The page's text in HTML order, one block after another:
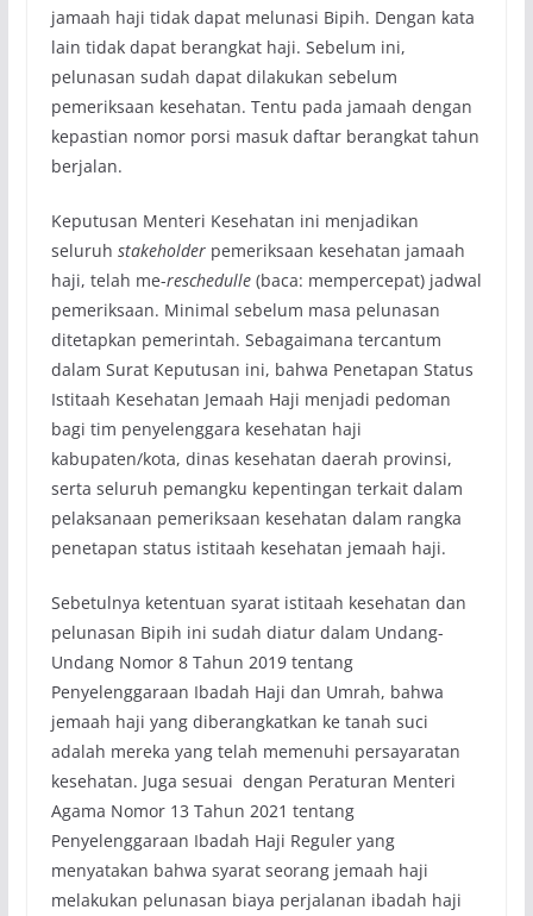
jamaah haji tidak dapat melunasi Bipih. Dengan kata
lain tidak dapat berangkat haji. Sebelum ini,
pelunasan sudah dapat dilakukan sebelum
pemeriksaan kesehatan. Tentu pada jamaah dengan
kepastian nomor porsi masuk daftar berangkat tahun
berjalan.
Keputusan Menteri Kesehatan ini menjadikan
seluruh stakeholderpemeriksaan kesehatan jamaah
haji, telah me-reschedulle(baca: mempercepat) jadwal
pemeriksaan. Minimal sebelum masa pelunasan
ditetapkan pemerintah. Sebagaimana tercantum
dalam Surat Keputusan ini, bahwa Penetapan Status
Istitaah Kesehatan Jemaah Haji menjadi pedoman
bagi tim penyelenggara kesehatan haji
kabupaten/kota, dinas kesehatan daerah provinsi,
serta seluruh pemangku kepentingan terkait dalam
pelaksanaan pemeriksaan kesehatan dalam rangka
penetapan status istitaah kesehatan jemaah haji.
Sebetulnya ketentuan syarat istitaah kesehatan dan
pelunasan Bipih ini sudah diatur dalam Undang-
Undang Nomor 8 Tahun 2019 tentang
Penyelenggaraan Ibadah Haji dan Umrah, bahwa
jemaah haji yang diberangkatkan ke tanah suci
adalah mereka yang telah memenuhi persayaratan
kesehatan. Juga sesuai dengan Peraturan Menteri
Agama Nomor 13 Tahun 2021 tentang
Penyelenggaraan Ibadah Haji Reguler yang
menyatakan bahwa syarat seorang jemaah haji
melakukan pelunasan biaya perjalanan ibadah haji